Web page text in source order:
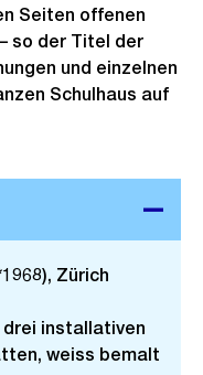
Seiten offenen
so der Titel der
und einzelnen
Schulhaus auf
Zürich
drei installativen
weiss bemalt